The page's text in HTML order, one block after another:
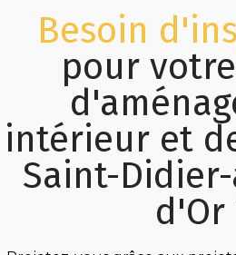
Besoin
pour
intérieur et
Saint-
d'Or